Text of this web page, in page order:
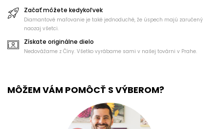
Začať môžete kedykoľvek
Diamantové maľovanie je také jednoduché, že úspech majú zaručený
naozaj všetci.
Získate originálne dielo
Nedovážame z Číny. Všetko vyrábame sami v našej továrni v Prahe.
MÔŽEM VÁM POMÔCŤ S VÝBEROM?